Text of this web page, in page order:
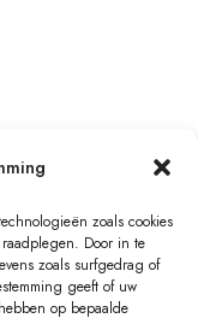
zoals cookies
Door in te
zoals surfgedrag of
geeft of uw
op bepaalde